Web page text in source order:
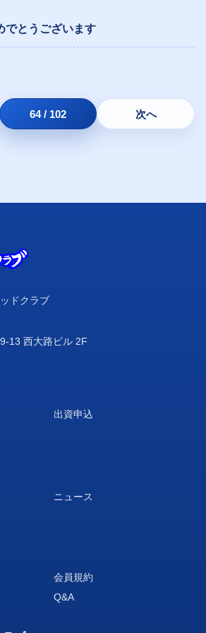
でとうございます
64 / 102 次へ
ドクラブ
13 西大路ビル 2F
出資申込
ニュース
会員規約
Q&A